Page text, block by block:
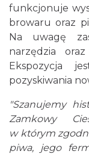
funkcjonuje
browaru oraz
Na uwagę
narzędzia
Ekspozycja
pozyskiwania
"Szanujemy
Zamkowy
w którym
piwa, jego